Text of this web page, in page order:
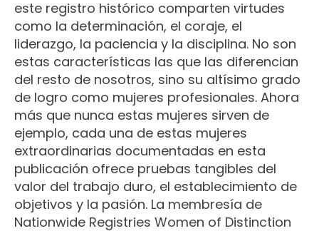
este registro histórico comparten virtudes
como la determinación, el coraje, el
liderazgo, la paciencia y la disciplina. No son
estas características las que las diferencian
del resto de nosotros, sino su altísimo grado
de logro como mujeres profesionales. Ahora
más que nunca estas mujeres sirven de
ejemplo, cada una de estas mujeres
extraordinarias documentadas en esta
publicación ofrece pruebas tangibles del
valor del trabajo duro, el establecimiento de
objetivos y la pasión. La membresía de
Nationwide Registries Women of Distinction